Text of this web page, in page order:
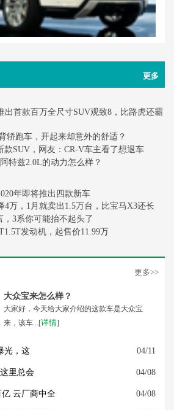
更多
更多>>
大众宝来怎么样？
大家好，今天给大家介绍的这款车是大众宝
来，该车...[详情]
光，这 04/11
里总会 04/08
云厂商中全 04/08